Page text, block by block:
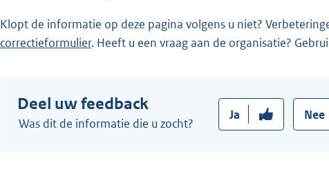
l
Klopt de informatie op deze pagina volgens u niet?
correctieformulier. Heeft u een vraag aan de organisatie?
Deel uw feedback
Was dit de informatie die u zocht?
Ja Nee